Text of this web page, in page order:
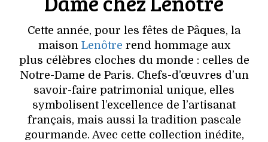
Cette année, pour les fêtes de Pâques, la
maison Lenôtre rend hommage aux
plus célèbres cloches du monde : celles de
Notre-Dame de Paris. Chefs-d’œuvres d’un
savoir-faire patrimonial unique, elles
symbolisent l’excellence de l’artisanat
français, mais aussi la tradition pascale
gourmande. Avec cette collection inédite,